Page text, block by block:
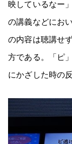
映しているなー
の講義などにお
の内容は聴講せ
方である。「ピ
にかざした時の